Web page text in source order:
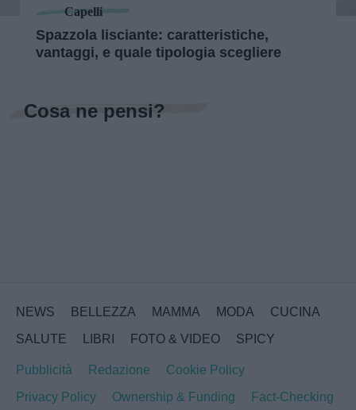
Capelli
Spazzola lisciante: caratteristiche,
vantaggi, e quale tipologia scegliere
Cosa ne pensi?
NEWS BELLEZZA MAMMA MODA
CUCINA
SALUTE
LIBRI FOTO & VIDEO SPICY
Pubblicità Redazione
Cookie Policy
Privacy Policy
Ownership & Funding
Fact-Checking